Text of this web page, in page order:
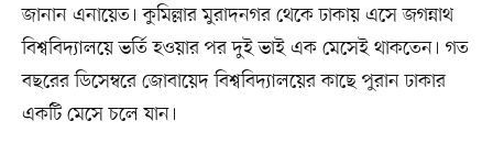
জানান এনায়েত। কুমিল্লার মুরাদনগর থেকে ঢাকায় এসে জগন্নাথ
বিশ্ববিদ্যালয়ে ভর্তি হওয়ার পর দুই ভাই এক মেসেই থাকতেন। গত
বছরের ডিসেম্বরে জোবায়েদ বিশ্ববিদ্যালয়ের কাছে পুরান ঢাকার
একটি মেসে চলে যান।